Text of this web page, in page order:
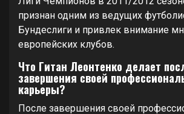
признан одним из ведущих
Бундеслиги и привлек внимание
европейских клубов.
Что Гитан Леонтенко делает
завершения своей
карьеры?
После завершения своей